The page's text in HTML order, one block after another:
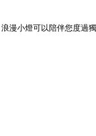
漫小燈可以陪伴您度過